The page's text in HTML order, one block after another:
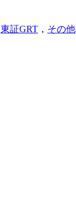
東証GRT ， その他